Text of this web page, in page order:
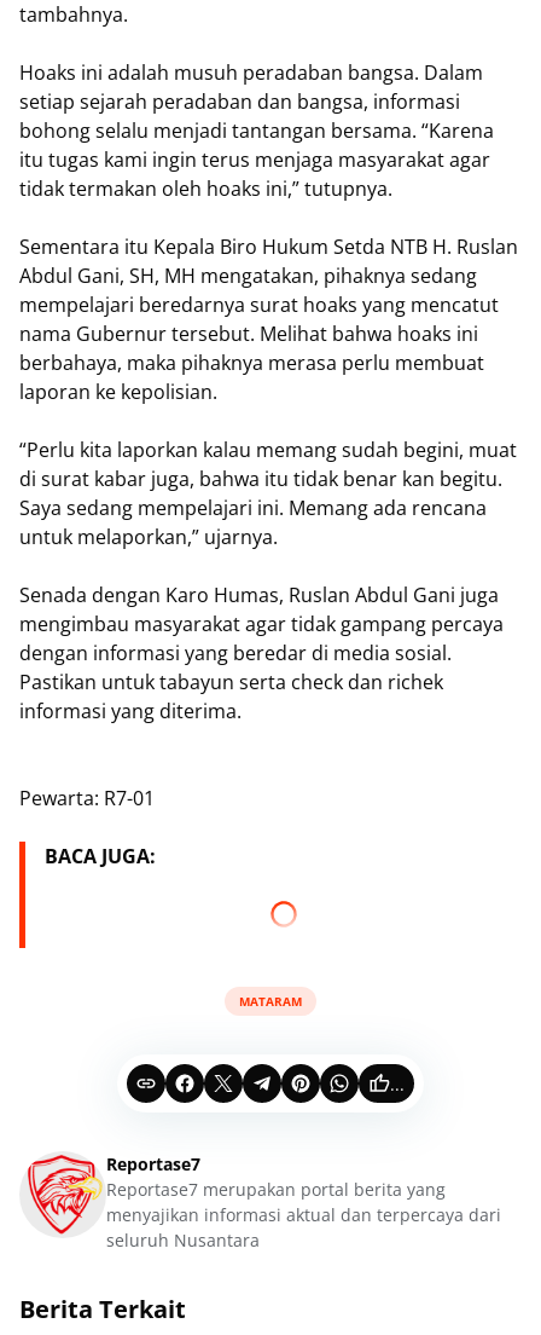
tambahnya.
Hoaks ini adalah musuh peradaban bangsa. Dalam
setiap sejarah peradaban dan bangsa, informasi
bohong selalu menjadi tantangan bersama. “Karena
itu tugas kami ingin terus menjaga masyarakat agar
tidak termakan oleh hoaks ini,” tutupnya.
Sementara itu Kepala Biro Hukum Setda NTB H. Ruslan
Abdul Gani, SH, MH mengatakan, pihaknya sedang
mempelajari beredarnya surat hoaks yang mencatut
nama Gubernur tersebut. Melihat bahwa hoaks ini
berbahaya, maka pihaknya merasa perlu membuat
laporan ke kepolisian.
“Perlu kita laporkan kalau memang sudah begini, muat
di surat kabar juga, bahwa itu tidak benar kan begitu.
Saya sedang mempelajari ini. Memang ada rencana
untuk melaporkan,” ujarnya.
Senada dengan Karo Humas, Ruslan Abdul Gani juga
mengimbau masyarakat agar tidak gampang percaya
dengan informasi yang beredar di media sosial.
Pastikan untuk tabayun serta check dan richek
informasi yang diterima.
Pewarta: R7-01
BACA JUGA:
MATARAM
...
Reportase7
Reportase7 merupakan portal berita yang
menyajikan informasi aktual dan terpercaya dari
seluruh Nusantara
Berita Terkait